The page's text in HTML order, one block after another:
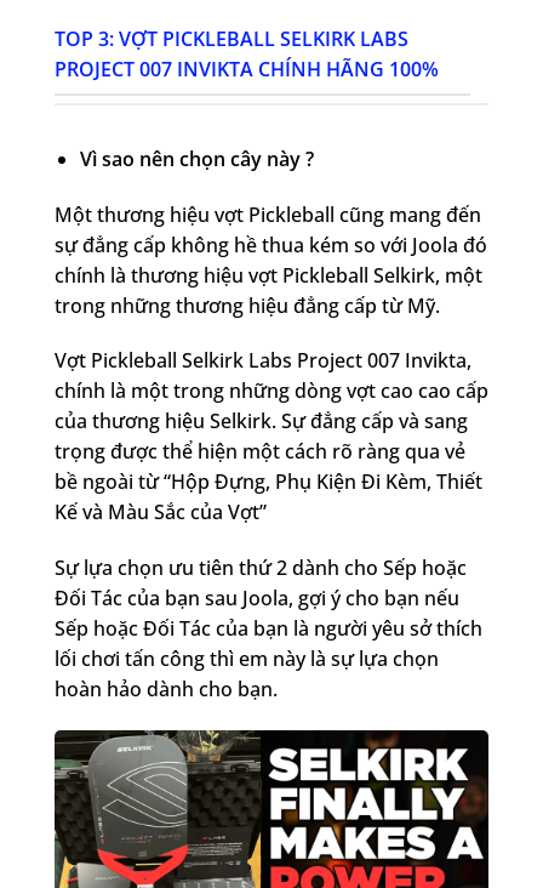
TOP 3: VỢT PICKLEBALL SELKIRK LABS
PROJECT 007 INVIKTA CHÍNH HÃNG 100%
Vì sao nên chọn cây này ?
Một thương hiệu vợt Pickleball cũng mang đến
sự đẳng cấp không hề thua kém so với Joola đó
chính là thương hiệu vợt Pickleball Selkirk, một
trong những thương hiệu đẳng cấp từ Mỹ.
Vợt Pickleball Selkirk Labs Project 007 Invikta,
chính là một trong những dòng vợt cao cao cấp
của thương hiệu Selkirk. Sự đẳng cấp và sang
trọng được thể hiện một cách rõ ràng qua vẻ
bề ngoài từ “Hộp Đựng, Phụ Kiện Đi Kèm, Thiết
Kế và Màu Sắc của Vợt”
Sự lựa chọn ưu tiên thứ 2 dành cho Sếp hoặc
Đối Tác của bạn sau Joola, gợi ý cho bạn nếu
Sếp hoặc Đối Tác của bạn là người yêu sở thích
lối chơi tấn công thì em này là sự lựa chọn
hoàn hảo dành cho bạn.